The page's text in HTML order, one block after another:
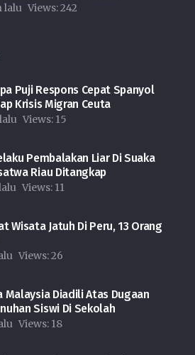
lalu Views:242
Puji Respons Cepat Spanyol
Krisis Migran Ceuta
Views: 15
Pembalakan Liar Di Suaka
Riau Ditangkap
Views: 11
Wisata Jatuh Di Peru, 13 Orang
Views:26
Malaysia Diadili Atas Dugaan
Siswi Di Sekolah
Views: 18